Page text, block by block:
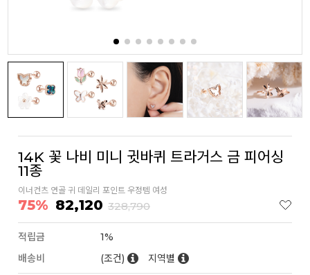
14K 꽃 나비 미니 귓바퀴 트라거스 금 피어싱
11종
이너컨츠 연골 귀 데일리 포인트 우정템 여성
75% 82,120 328,790
적립금
1%
배송비
(조건) 지역별